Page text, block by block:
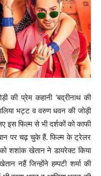
प्रेम कहानी ‘बद्रीनाथ की
भट्ट व वरुण धवन की जोड़ी
इस फिल्म से भी दर्शकों को काफी
पर चढ़ चुके हैं. फिल्म के ट्रेलर
शशांक खेतान ने डायरेक्ट किया
नहैं जिन्होंने हम्पटी शर्मा की